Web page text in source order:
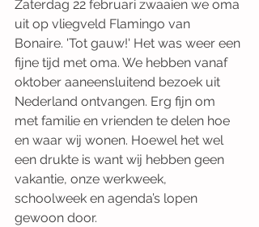
Zaterdag 22 februari zwaaien we oma
uit op vliegveld Flamingo van
Bonaire. 'Tot gauw!' Het was weer een
fijne tijd met oma. We hebben vanaf
oktober aaneensluitend bezoek uit
Nederland ontvangen. Erg fijn om
met familie en vrienden te delen hoe
en waar wij wonen. Hoewel het wel
een drukte is want wij hebben geen
vakantie, onze werkweek,
schoolweek en agenda’s lopen
gewoon door.